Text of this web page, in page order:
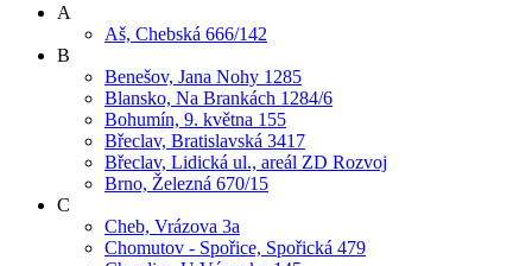
A
Aš, Chebská 666/142
B
Benešov, Jana Nohy 1285
Blansko, Na Brankách 1284/6
Bohumín, 9. května 155
Břeclav, Bratislavská 3417
Břeclav, Lidická ul., areál ZD Rozvoj
Brno, Železná 670/15
C
Cheb, Vrázova 3a
Chomutov - Spořice, Spořická 479